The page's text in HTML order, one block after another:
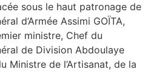
sous le haut patronage de
d’Armée Assimi GOÏTA,
ministre, Chef du
de Division Abdoulaye
Ministre de l’Artisanat, de la